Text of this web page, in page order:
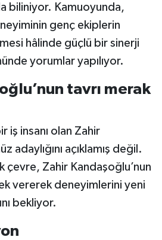
biliniyor. Kamuoyunda,
genç ekiplerin
hâlinde güçlü bir sinerji
yorumlar yapılıyor.
tavrı merak
iş insanı olan Zahir
adaylığını açıklamış değil.
Zahir Kandaşoğlu’nun
vererek deneyimlerini yeni
bekliyor.